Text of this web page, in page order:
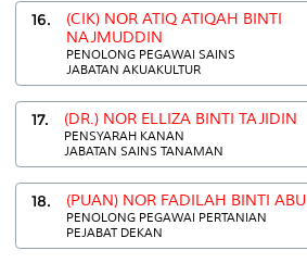
16.
(CIK) NOR ATIQ ATIQAH BINTI
NAJMUDDIN
PENOLONG PEGAWAI SAINS
JABATAN AKUAKULTUR
17. (DR.) NOR ELLIZA BINTI TAJIDIN
PENSYARAH KANAN
JABATAN SAINS TANAMAN
18. (PUAN) NOR FADILAH BINTI ABU
PENOLONG PEGAWAI PERTANIAN
PEJABAT DEKAN